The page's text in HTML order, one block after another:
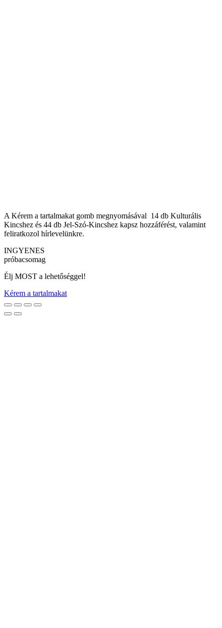
A Kérem a tartalmakat gomb megnyomásával 14 db Kulturális
Kincshez és 44 db Jel-Szó-Kincshez kapsz hozzáférést, valamint
feliratkozol hírlevelünkre.
INGYENES
próbacsomag
Élj MOST a lehetőséggel!
Kérem a tartalmakat